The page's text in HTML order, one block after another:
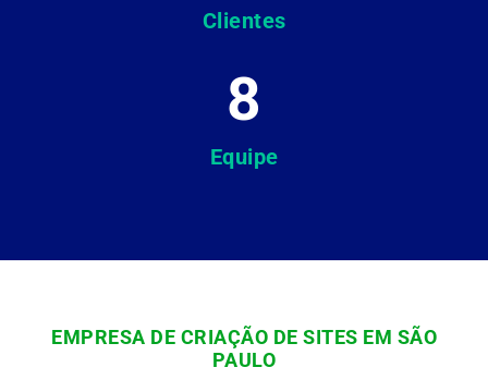
Clientes
Equipe
8
EMPRESA DE CRIAÇÃO DE SITES EM SÃO
PAULO